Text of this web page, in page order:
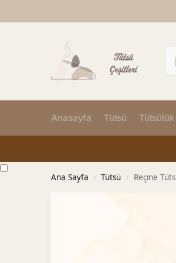
Anasayfa Tütsü Tütsülük
Ana Sayfa / Tütsü / Reçine